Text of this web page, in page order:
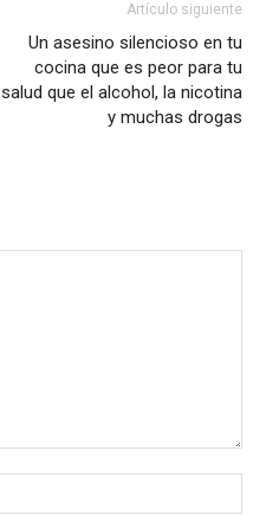
Artículo siguiente
Un asesino silencioso en tu
cocina que es peor para tu
salud que el alcohol, la nicotina
y muchas drogas